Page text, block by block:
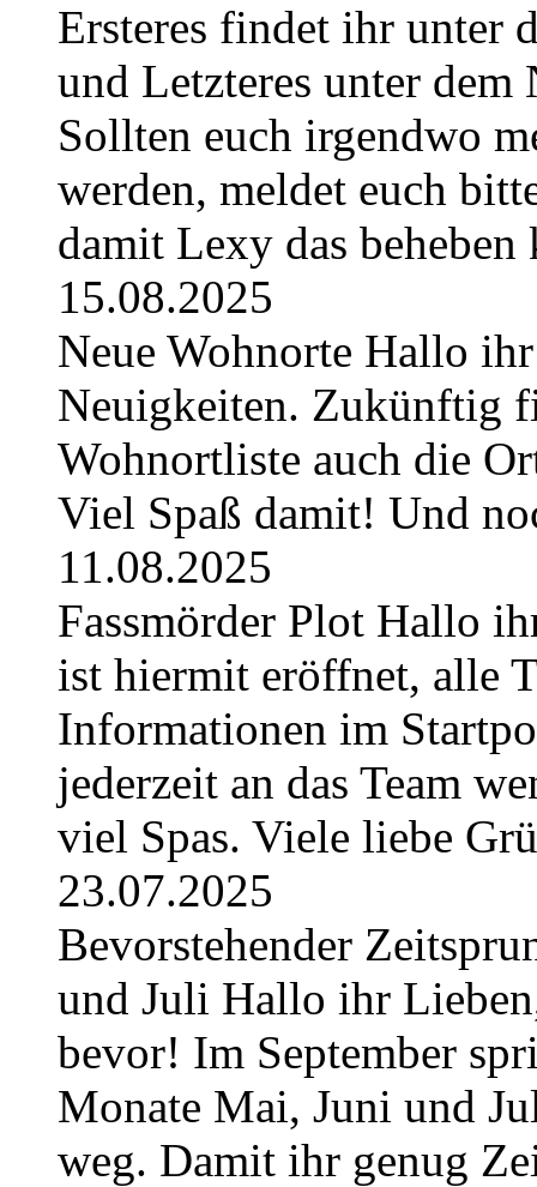
Ersteres findet ihr unter
und Letzteres unter
Sollten euch irgendwo
werden, meldet euch
damit Lexy das beheben
15.08.2025
Neue Wohnorte Hallo
Neuigkeiten. Zukünftig
Wohnortliste auch die
Viel Spaß damit! Und
11.08.2025
Fassmörder Plot Hallo
ist hiermit eröffnet, alle
Informationen im
jederzeit an das Team
viel Spas. Viele liebe
23.07.2025
Bevorstehender
und Juli Hallo ihr
bevor! Im September
Monate Mai, Juni und
weg. Damit ihr genug